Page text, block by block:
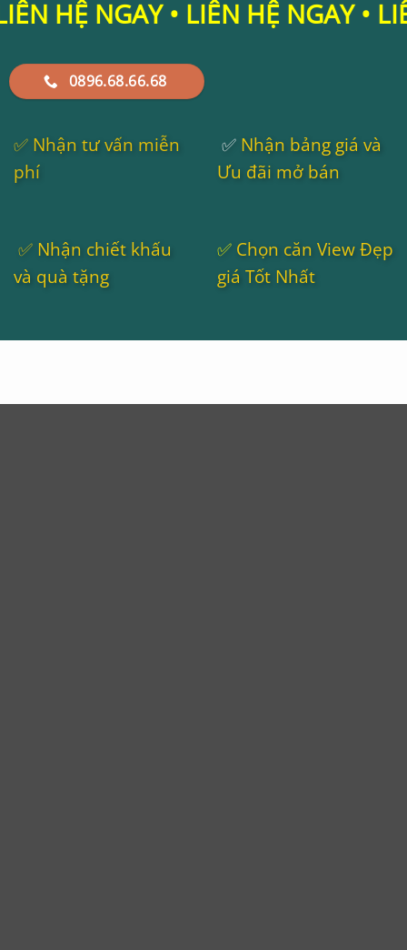
• LIÊN HỆ NGAY • LIÊN HỆ
0896.68.66.68
✅ Nhận tư vấn miễn
phí
✅ Nhận bảng giá và
Ưu đãi mở bán
✅ Nhận chiết khấu
và quà tặng
✅ Chọn căn View Đẹp
giá Tốt Nhất